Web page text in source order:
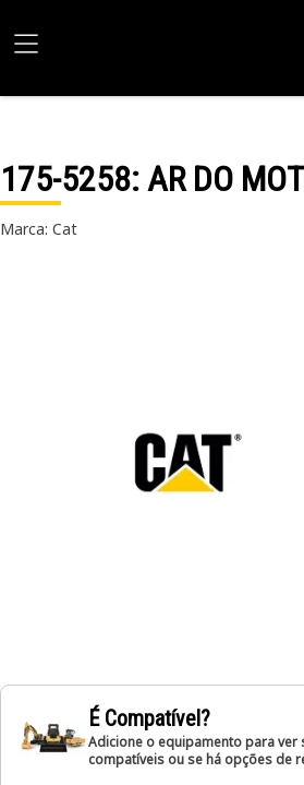
175-5258: AR DO
Marca: Cat
É Compatível?
Adicione o equipamento para ver
compatíveis ou se há opções de